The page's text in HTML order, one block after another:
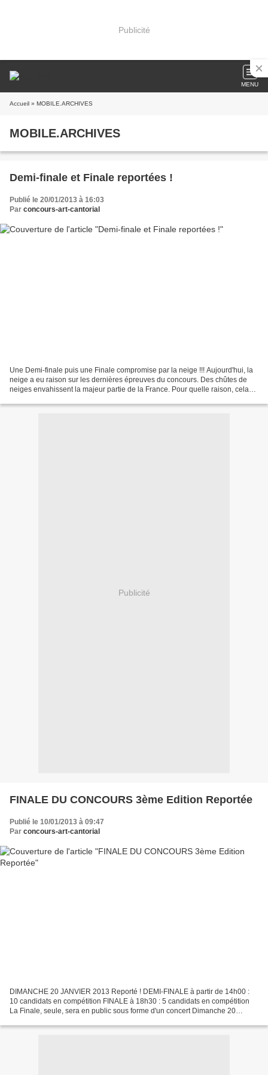
Publicité
MENU
Accueil » MOBILE.ARCHIVES
MOBILE.ARCHIVES
Demi-finale et Finale reportées !
Publié le 20/01/2013 à 16:03
Par concours-art-cantorial
Une Demi-finale puis une Finale compromise par la neige !!! Aujourd'hui, la
neige a eu raison sur les dernières épreuves du concours. Des chûtes de
neiges envahissent la majeur partie de la France. Pour quelle raison, cela
Publicité
FINALE DU CONCOURS 3ème Edition Reportée
Publié le 10/01/2013 à 09:47
Par concours-art-cantorial
DIMANCHE 20 JANVIER 2013 Reporté ! DEMI-FINALE à partir de 14h00 :
10 candidats en compétition FINALE à 18h30 : 5 candidats en compétition
La Finale, seule, sera en public sous forme d'un concert Dimanche 20